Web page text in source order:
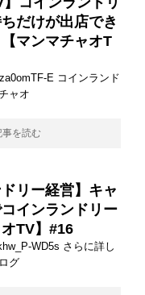
だけが出店でき
マンマチャオT
E コインランド
ャオ
事を読む
ドリー経営】キャ
インランドリー
オTV】#16
WD5s さらに詳し
グ